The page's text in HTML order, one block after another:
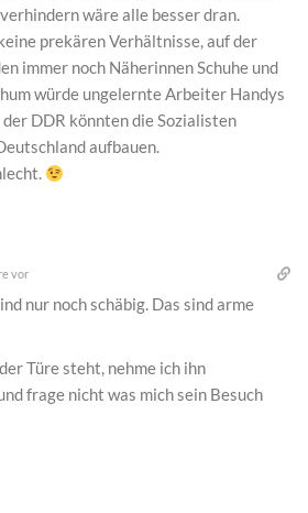
wäre alle besser dran.
prekären Verhältnisse, auf der
immer noch Näherinnen Schuhe und
würde ungelernte Arbeiter Handys
DDR könnten die Sozialisten
aufbauen.
vor
nur noch schäbig. Das sind arme
Türe steht, nehme ich ihn
frage nicht was mich sein Besuch